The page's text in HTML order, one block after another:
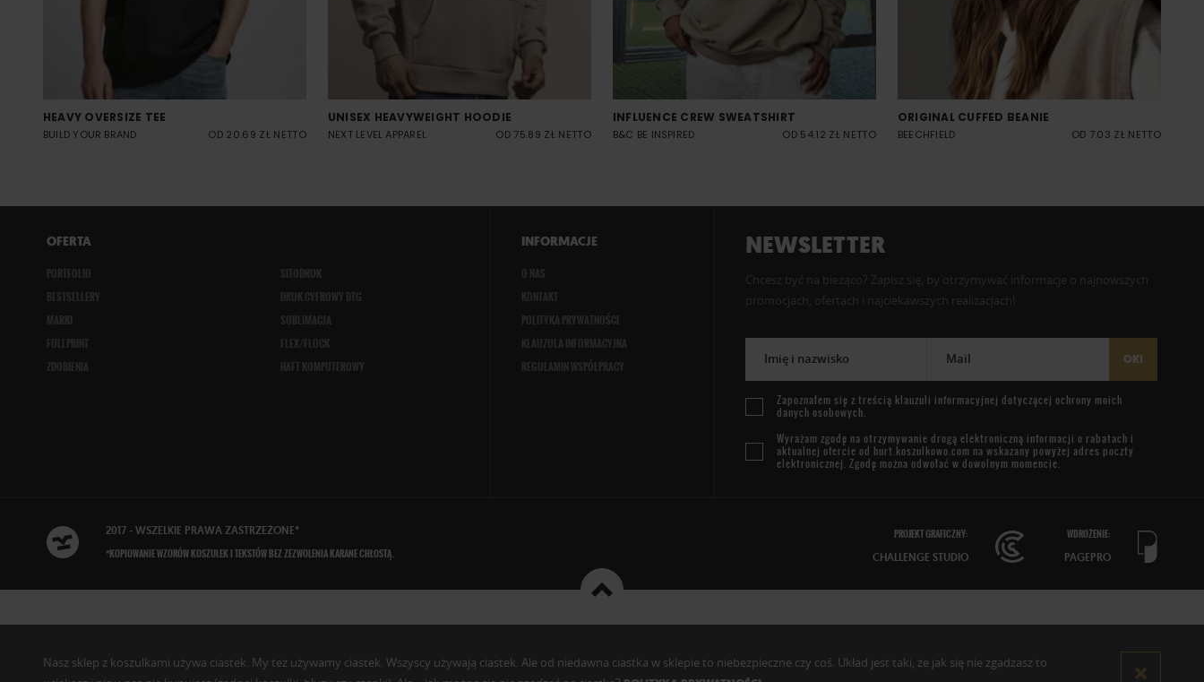
HEAVY OVERSIZE TEE
BUILD YOUR BRAND OD 20.69 ZŁ NETTO
UNISEX HEAVYWEIGHT HOODIE
NEXT LEVEL APPAREL OD 75.89 ZŁ NETTO
INFLUENCE CREW SWEATSHIRT
B&C BE INSPIRED OD 54.12 ZŁ NETTO
ORIGINAL CUFFED BEANIE
BEECHFIELD OD 7.03 ZŁ NETTO
OFERTA
PORTFOLIO
BESTSELLERY
MARKI
FULLPRINT
ZDOBIENIA
SITODRUK
DRUK CYFROWY DTG
SUBLIMACJA
FLEX/FLOCK
HAFT KOMPUTEROWY
INFORMACJE
O NAS
KONTAKT
POLITYKA PRYWATNOŚCI
KLAUZULA INFORMACYJNA
REGULAMIN WSPÓŁPRACY
NEWSLETTER
Chcesz być na bieżąco? Zapisz się, by otrzymywać informacje o najnowszych
promocjach, ofertach i najciekawszych realizacjach!
Imię i nazwisko Mail OK!
Zapoznałem się z treścią klauzuli informacyjnej dotyczącej ochrony moich
danych osobowych.
Wyrażam zgodę na otrzymywanie drogą elektroniczną informacji o rabatach i
aktualnej ofercie od hurt.koszulkowo.com na wskazany powyżej adres poczty
elektronicznej. Zgodę można odwołać w dowolnym momencie.
2017 - WSZELKIE PRAWA ZASTRZEŻONE*
*KOPIOWANIE WZORÓW KOSZULEK I TEKSTÓW BEZ ZEZWOLENIA KARANE CHŁOSTĄ.
PROJEKT GRAFICZNY:
CHALLENGE STUDIO
WDROŻENIE:
PAGEPRO
Nasz sklep z koszulkami używa ciastek. My też używamy ciastek. Wszyscy używają ciastek. Ale od niedawna ciastka w sklepie to niebezpieczne czy coś. Układ jest taki, że jak się nie zgadzasz to